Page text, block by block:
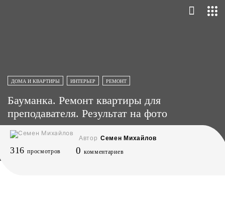
ДОМА И КВАРТИРЫ ИНТЕРЬЕР РЕМОНТ
Бауманка. Ремонт квартиры для
преподавателя. Результат на фото
Автор Семен Михайлов
316 просмотров 0 комментариев